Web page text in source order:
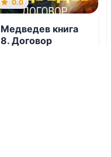
0.0
Медведев книга
8. Договор